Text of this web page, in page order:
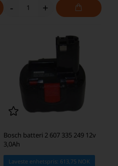
- +
Bosch batteri 2 607 335 249 12v
3,0Ah
Laveste enhetspris: 613,75 NOK